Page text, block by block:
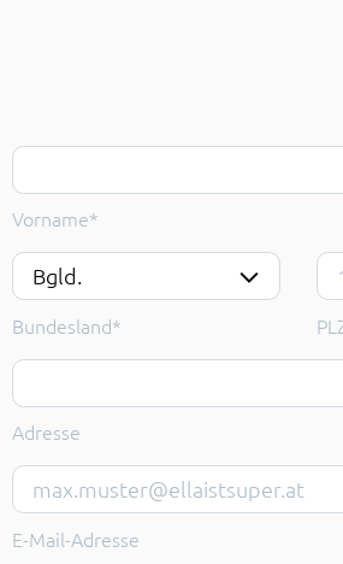
Vorname
Vorname*
Bundesland
Bundesland*
Adresse
Email-Address
E-Mail-Adresse